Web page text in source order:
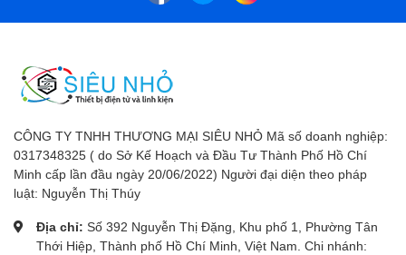
CÔNG TY TNHH THƯƠNG MẠI SIÊU NHỎ Mã số doanh nghiệp:
0317348325 ( do Sở Kế Hoạch và Đầu Tư Thành Phố Hồ Chí
Minh cấp lần đầu ngày 20/06/2022) Người đại diện theo pháp
luật: Nguyễn Thị Thúy
Địa chỉ: Số 392 Nguyễn Thị Đặng, Khu phố 1, Phường Tân
Thới Hiệp, Thành phố Hồ Chí Minh, Việt Nam. Chi nhánh: